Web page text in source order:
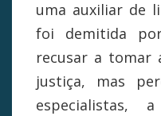
uma auxiliar de
foi demitida
recusar a tomar
justiça, mas
especialistas,